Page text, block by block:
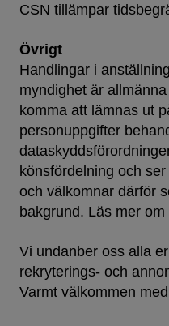
CSN tillämpar
Övrigt
Handlingar i
myndighet är
komma att lämnas ut
personuppgifter
könsfördelning och
och välkomnar därför
bakgrund. Läs mer om
Vi undanber oss alla
rekryterings- och
Varmt välkommen